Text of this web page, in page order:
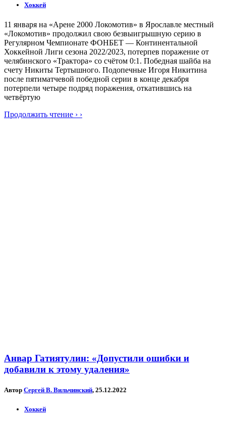
Хоккей
11 января на «Арене 2000 Локомотив» в Ярославле местный
«Локомотив» продолжил свою безвыигрышную серию в
Регулярном Чемпионате ФОНБЕТ — Континентальной
Хоккейной Лиги сезона 2022/2023, потерпев поражение от
челябинского «Трактора» со счётом 0:1. Победная шайба на
счету Никиты Тертышного. Подопечные Игоря Никитина
после пятиматчевой победной серии в конце декабря
потерпели четыре подряд поражения, откатившись на
четвёртую
Продолжить чтение › ›
Анвар Гатиятулин: «Допустили ошибки и
добавили к этому удаления»
Автор Сергей В. Вильчинский, 25.12.2022
Хоккей